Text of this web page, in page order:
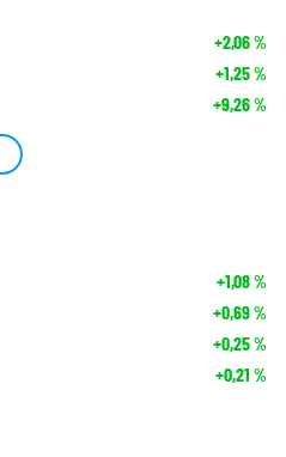
+2,06%
+1,25%
+9,26%
+1,08%
+0,69%
+0,25%
+0,21 %